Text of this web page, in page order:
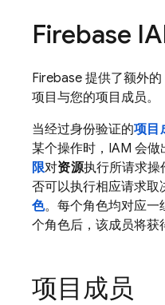
Firebase
Firebase 提供了额外
项目与您的项目成员。
当经过身份验证的项目
某个操作时，IAM 会
限对资源执行所请求操
否可以执行相应请求取
色。每个角色均对应一
个角色后，该成员将获
项目成员